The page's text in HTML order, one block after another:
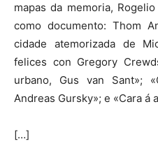
mapas da memoria,
como documento: Thom
cidade atemorizada de
felices con Gregory
urbano, Gus van Sant»;
Andreas Gursky»; e «Cara á
[…]